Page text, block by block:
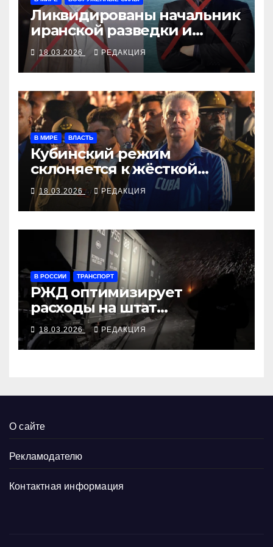
Ликвидированы начальник
иранской разведки и
судья-палач
18.03.2026 РЕДАКЦИЯ
В МИРЕ ВЛАСТЬ
Кубинский режим
склоняется к жёсткой
конфронтации
18.03.2026 РЕДАКЦИЯ
В РОССИИ ТРАНСПОРТ
РЖД оптимизирует
расходы на штат
увольнением шести тысяч
18.03.2026 РЕДАКЦИЯ
О сайте
Рекламодателю
Контактная информация